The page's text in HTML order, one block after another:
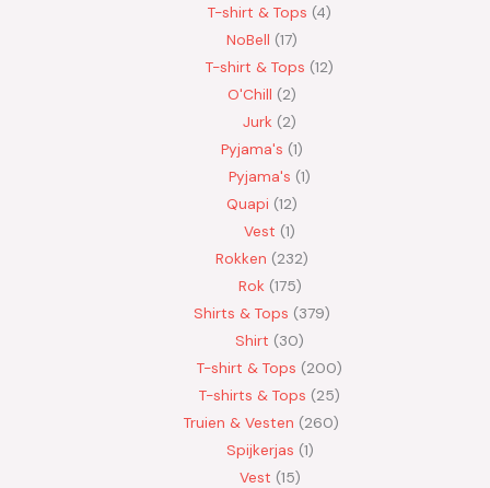
T-shirt & Tops 4
NoBell 17
T-shirt & Tops 12
O'Chill 2
Jurk 2
Pyjama's 1
Pyjama's 1
Quapi 12
Vest 1
Rokken 232
Rok 175
Shirts & Tops 379
Shirt
30
T-shirt & Tops
200
T-shirts & Tops
25
Truien & Vesten
260
Spijkerjas 1
Vest 15